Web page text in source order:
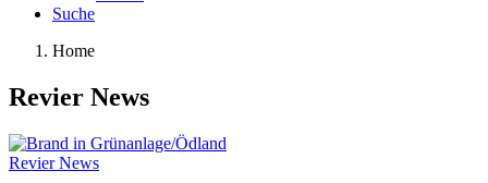
Suche
Home
Revier News
Revier News